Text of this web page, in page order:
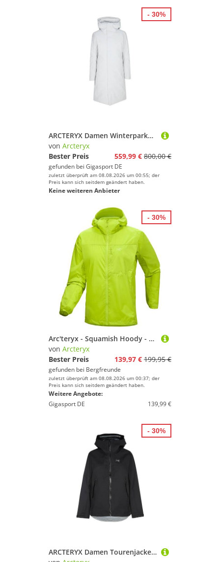
ARCTERYX Damen Winterparka Patera 3L GTX Hoodie creme | XS
von Arcteryx
Bester Preis
559,99 € 800,00 €
gefunden bei Gigasport DE
zuletzt überprüft am 08.08.2026 um 00:55; der
Preis kann sich seitdem geändert haben.
Keine weiteren Anbieter
- 30%
Arc'teryx - Squamish Hoody - Windjacke Gr XL grün
von Arcteryx
Bester Preis
139,97 € 199,95 €
gefunden bei Bergfreunde
zuletzt überprüft am 08.08.2026 um 00:37; der
Preis kann sich seitdem geändert haben.
Weitere Angebote:
Gigasport DE
139,99 €
- 30%
ARCTERYX Damen Tourenjacke Beta GTX Hoodie schwarz | M
- 30%